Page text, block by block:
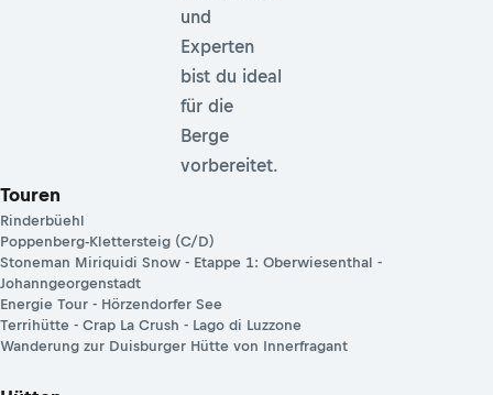
und
Experten
bist du ideal
für die
Berge
vorbereitet.
Touren
Rinderbüehl
Poppenberg-Klettersteig (C/D)
Stoneman Miriquidi Snow - Etappe 1: Oberwiesenthal -
Johanngeorgenstadt
Energie Tour - Hörzendorfer See
Terrihütte - Crap La Crush - Lago di Luzzone
Wanderung zur Duisburger Hütte von Innerfragant